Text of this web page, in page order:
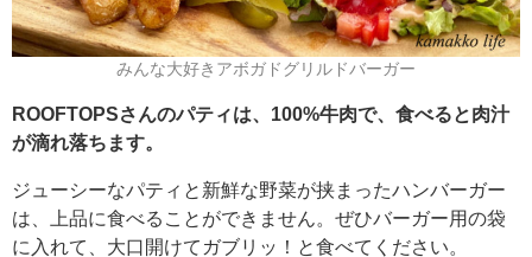
みんな大好きアボガドグリルドバーガー
ROOFTOPSさんのパティは、100%牛肉で、食べると肉汁
が滴れ落ちます。
ジューシーなパティと新鮮な野菜が挟まったハンバーガー
は、上品に食べることができません。ぜひバーガー用の袋
に入れて、大口開けてガブリッ！と食べてください。